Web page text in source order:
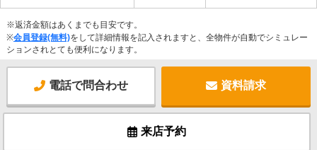
※返済金額はあくまでも目安です。
※会員登録(無料)をして詳細情報を記入されますと、全物件が自動でシミュレー
ションされとても便利になります。
電話で問合わせ 資料請求
来店予約